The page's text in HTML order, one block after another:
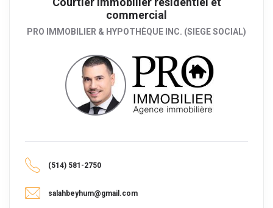
commercial
PRO IMMOBILIER & HYPOTHÈQUE INC. (SIEGE SOCIAL)
(514) 581-2750
salahbeyhum@gmail.com